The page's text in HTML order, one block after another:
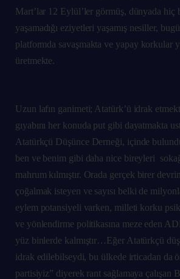
Mart’lar 12 Eylül’ler görmüş, dünyada hiç
yaşamadığı eziyetleri yaşamış nesiller,
platformda savaşmakta ve yapay korkular
üretmekte.
Uzun lafın ganimeti; Atatürk’ü idrak
gıyabını her konuda put gibi dayatmakta
Atatürkçü Düşünce Derneği, içinde
ben ve benim gibi daha nice bireyleri
mahrum kılmıştır. Orada gerçek birer
çoğalmak isteyen ve sayısı belki de
eylem potansiyeli varken, milleti korku
ve yönlendirme politikasına meze eden
yüz binlerde kalmıştır…Eğer Atatürkçü
idrak edilebilseydi, bu ülkede irticadan da
partisiyiz” diyerek rant sağlamaya çalışan